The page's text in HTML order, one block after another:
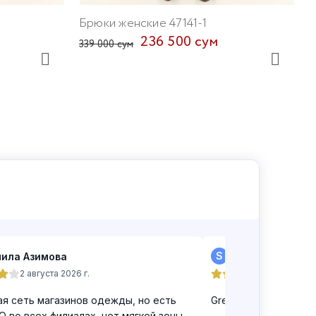
Брюки женские 47141-1
339 000 сум 236 500 сум